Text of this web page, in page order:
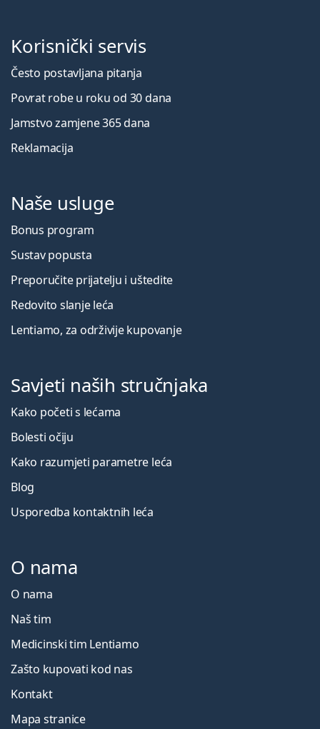
Korisnički servis
Često postavljana pitanja
Povrat robe u roku od 30 dana
Jamstvo zamjene 365 dana
Reklamacija
Naše usluge
Bonus program
Sustav popusta
Preporučite prijatelju i uštedite
Redovito slanje leća
Lentiamo, za održivije kupovanje
Savjeti naših stručnjaka
Kako početi s lećama
Bolesti očiju
Kako razumjeti parametre leća
Blog
Usporedba kontaktnih leća
O nama
O nama
Naš tim
Medicinski tim Lentiamo
Zašto kupovati kod nas
Kontakt
Mapa stranice